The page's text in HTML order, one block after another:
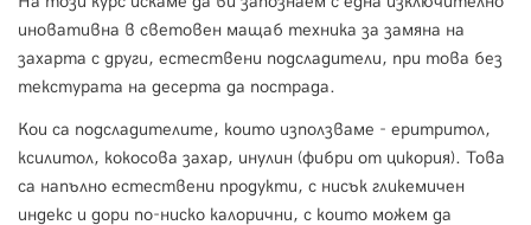
иновативна в световен мащаб техника за замяна на
захарта с други, естествени подсладители, при това без
текстурата на десерта да пострада.
Кои са подсладителите, които използваме - еритритол,
ксилитол, кокосова захар, инулин (фибри от цикория). Това
са напълно естествени продукти, с нисък гликемичен
индекс и дори по-ниско калорични, с които можем да